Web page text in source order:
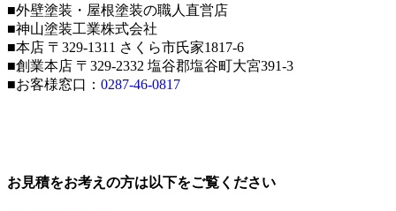
■外壁塗装・屋根塗装の職人直営店
■神山塗装工業株式会社
■本店 〒329-1311 さくら市氏家1817-6
■創業本店 〒329-2332 塩谷郡塩谷町大宮391-3
■お客様窓口： 0287-46-0817
お見積をお考えの方は以下をご覧ください